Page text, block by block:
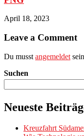
April 18, 2023
Leave a Comment
Du musst angemeldet
Suchen
Neueste
Kreuzfahrt